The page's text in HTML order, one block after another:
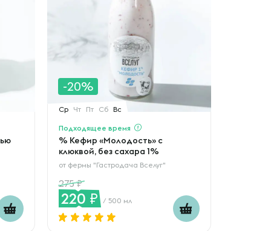
-20%
Ср Чт Пт Сб Вс
Подходящее время
% Кефир «Молодость» с
клюквой, без сахара 1%
от фермы "Гастродача Вселуг"
275
220 / 500 мл